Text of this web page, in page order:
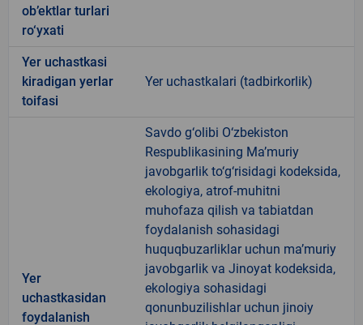
ob’ektlar turlari
ro‘yxati
Yer uchastkasi
kiradigan yerlar
toifasi
Yer uchastkalari (tadbirkorlik)
Yer
uchastkasidan
foydalanish
Savdo g‘olibi O‘zbekiston
Respublikasining Ma’muriy
javobgarlik to‘g‘risidagi kodeksida,
ekologiya, atrof-muhitni
muhofaza qilish va tabiatdan
foydalanish sohasidagi
huquqbuzarliklar uchun ma’muriy
javobgarlik va Jinoyat kodeksida,
ekologiya sohasidagi
qonunbuzilishlar uchun jinoiy